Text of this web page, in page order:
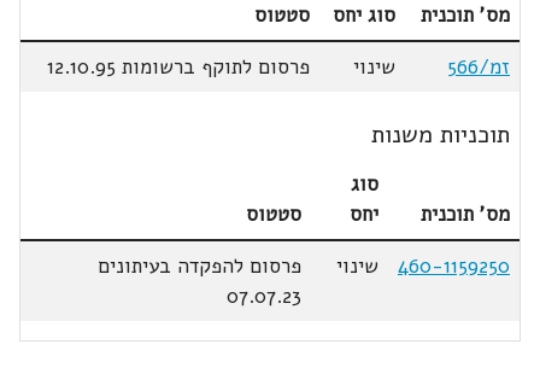
מס' תוכנית סוג יחס
סטטוס
זמ/566
שינוי פרסום לתוקף ברשומות 12.10.95
תוכניות משנות
מס' תוכנית
סוג
יחס
סטטוס
460-1159250
שינוי
פרסום להפקדה בעיתונים
07.07.23